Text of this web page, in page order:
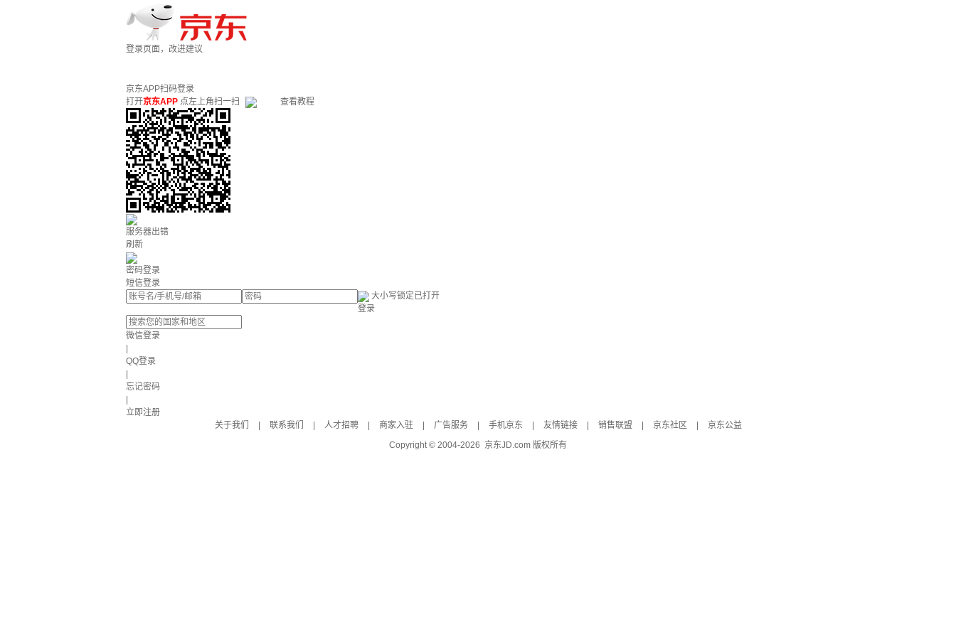
登录页面，改进建议
京东APP扫码登录
打开京东APP 点左上角扫一扫 查看教程
服务器出错
刷新
密码登录
短信登录
大小写锁定已打开
登录
微信登录
QQ登录
忘记密码
立即注册
关于我们
联系我们 人才招聘 商家入驻 广告服务 手机京东 友情链接 销售联盟 京东社区
京东公益
Copyright © 2004-2026 京东JD.com 版权所有